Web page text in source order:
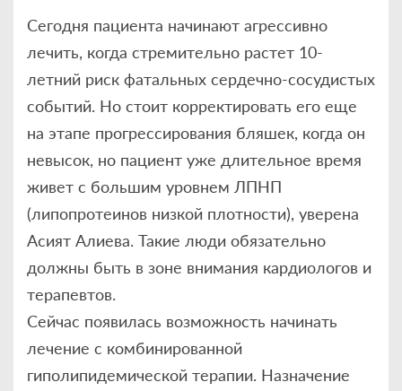
Сегодня пациента начинают агрессивно
лечить, когда стремительно растет 10-
летний риск фатальных сердечно-сосудистых
событий. Но стоит корректировать его еще
на этапе прогрессирования бляшек, когда он
невысок, но пациент уже длительное время
живет с большим уровнем ЛПНП
(липопротеинов низкой плотности), уверена
Асият Алиева. Такие люди обязательно
должны быть в зоне внимания кардиологов и
терапевтов.
Сейчас появилась возможность начинать
лечение с комбинированной
гиполипидемической терапии. Назначение